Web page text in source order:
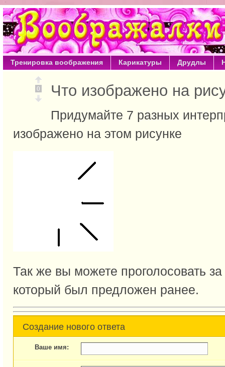
Тренировка воображения Карикатуры Друдлы
0 Что изображено на
Придумайте 7 разных
изображено на этом рисунке
Так же вы можете проголосовать
который был предложен ранее.
Создание нового ответа
Ваше имя: